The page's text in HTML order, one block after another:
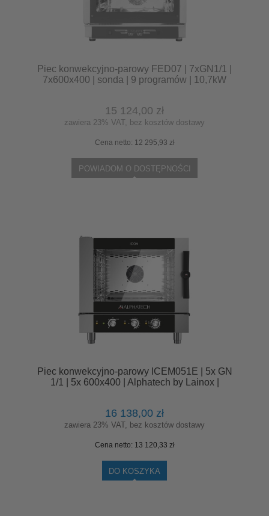
Piec konwekcyjno-parowy FED07 | 7xGN1/1 |
7x600x400 | sonda | 9 programów | 10,7kW
15 124,00 zł
zawiera 23% VAT, bez kosztów dostawy
Cena netto: 12 295,93 zł
POWIADOM O DOSTĘPNOŚCI
Piec konwekcyjno-parowy ICEM051E | 5x GN
1/1 | 5x 600x400 | Alphatech by Lainox |
16 138,00 zł
zawiera 23% VAT, bez kosztów dostawy
Cena netto: 13 120,33 zł
DO KOSZYKA